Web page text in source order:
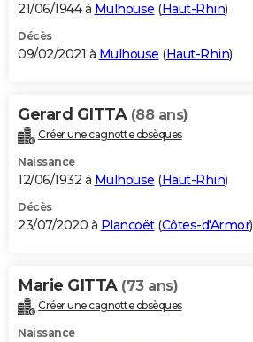
21/06/1944 à Mulhouse (Haut-Rhin)
Décès
09/02/2021 à Mulhouse (Haut-Rhin)
Gerard GITTA (88 ans)
Créer une cagnotte obsèques
Naissance
12/06/1932 à Mulhouse (Haut-Rhin)
Décès
23/07/2020 à Plancoët(Côtes-d'Armor)
Marie GITTA (73 ans)
Créer une cagnotte obsèques
Naissance